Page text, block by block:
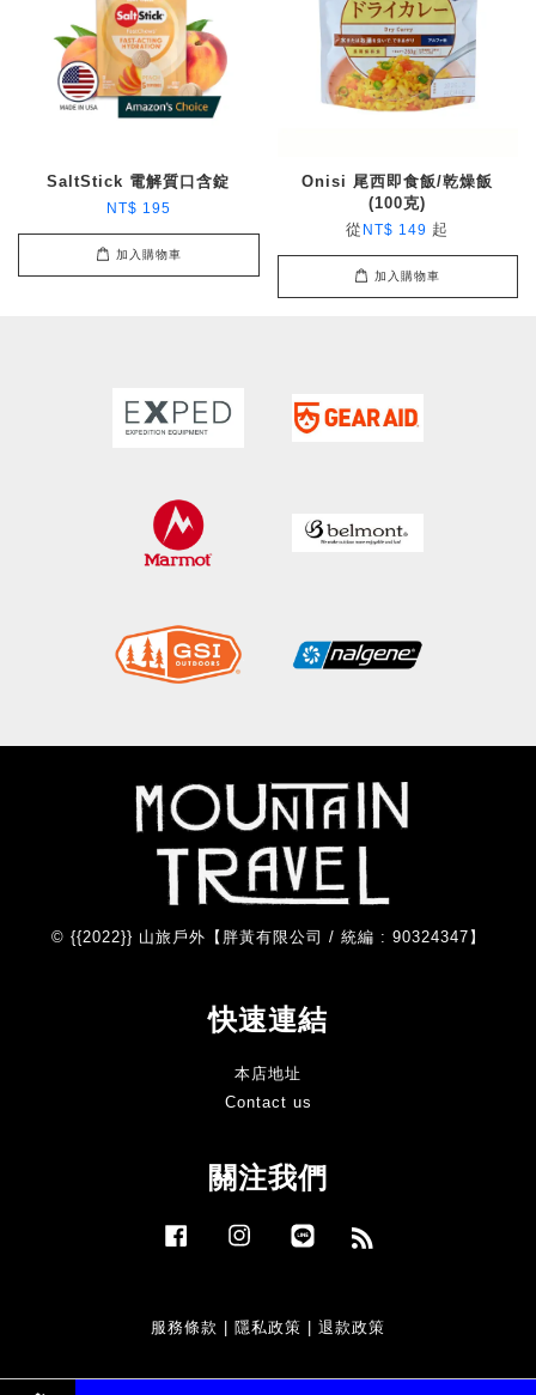
SaltStick 電解質口含錠
NT$ 195
加入購物車
Onisi 尾西即食飯/乾燥飯
(100克)
從 NT$ 149 起
加入購物車
© {{2022}} 山旅戶外【胖黃有限公司 / 統編 : 90324347】
快速連結
本店地址
Contact us
關注我們
Facebook InstagramLine
服務條款 | 隱私政策 | 退款政策